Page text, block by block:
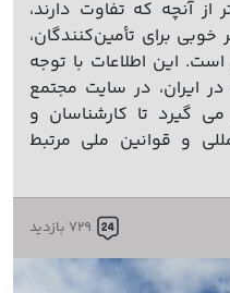
از آنچه که تفاوت دارند،
خوبی برای تأمین‌کنندگان،
این اطلاعات با توجه
ایران، در سایت مجتمع
گیرد تا کارشناسان و
و قوانین ملی مرتبط
729 بازدید